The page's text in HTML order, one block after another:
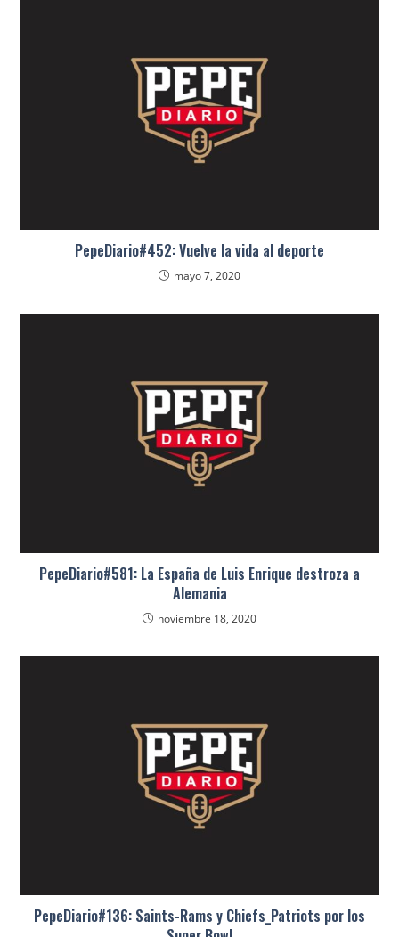
PepeDiario#452: Vuelve la vida al deporte
mayo 7, 2020
PepeDiario#581: La España de Luis Enrique destroza a
Alemania
noviembre 18, 2020
PepeDiario#136: Saints-Rams y Chiefs_Patriots por los